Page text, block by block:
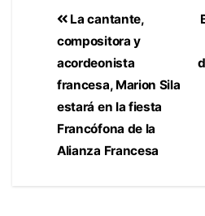
La cantante,
compositora y
acordeonista
francesa, Marion Sila
estará en la fiesta
Francófona de la
Alianza Francesa